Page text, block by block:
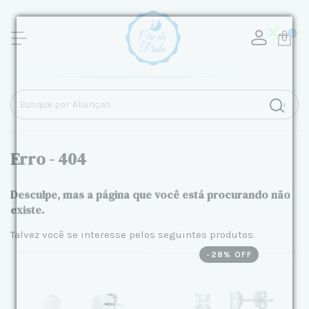
0
Erro - 404
Desculpe, mas a página que você está procurando não
existe.
Talvez você se interesse pelos seguintes produtos.
- 28 % OFF